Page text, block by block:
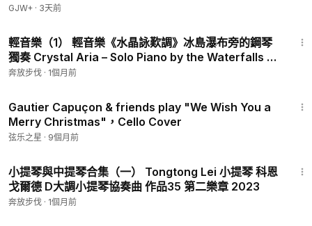
GJW+ · 3天前
輕音樂（1） 輕音樂《水晶詠歎調》冰島瀑布旁的鋼琴
獨奏 Crystal Aria – Solo Piano by the Waterfalls of
Iceland
奔放步伐 · 1個月前
Gautier Capuçon & friends play "We Wish You a
Merry Christmas"，Cello Cover
弦乐之星 · 9個月前
小提琴與中提琴合集（一） Tongtong Lei 小提琴 科恩
戈爾德 D大調小提琴協奏曲 作品35 第二樂章 2023
奔放步伐 · 1個月前